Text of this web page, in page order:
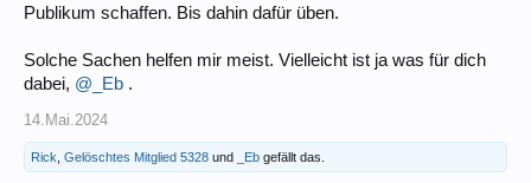
Publikum schaffen. Bis dahin dafür üben.
Solche Sachen helfen mir meist. Vielleicht ist ja was für dich
dabei, @_Eb .
14.Mai.2024
Rick Gelöschtes Mitglied 5328 und _Eb gefällt das.